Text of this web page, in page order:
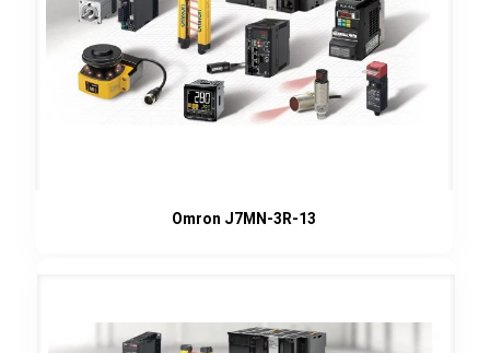
Omron J7MN-3R-13